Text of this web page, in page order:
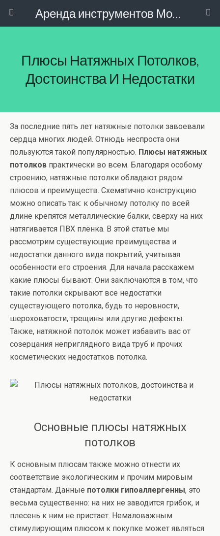
Аренда инструментов Москва
Плюсы Натяжных Потолков,
Достоинства И Недостатки
За последние пять лет натяжные потолки завоевали
сердца многих людей. Отнюдь неспроста они
пользуются такой популярностью. Плюсы натяжных
потолков практически во всем. Благодаря особому
строению, натяжные потолки обладают рядом
плюсов и преимуществ. Схематично конструкцию
можно описать так: к обычному потолку по всей
длине крепятся металлические балки, сверху на них
натягивается ПВХ плёнка. В этой статье мы
рассмотрим существующие преимущества и
недостатки данного вида покрытий, учитывая
особенности его строения. Для начала расскажем
какие плюсы бывают. Они заключаются в том, что
такие потолки скрывают все недостатки
существующего потолка, будь то неровности,
шероховатости, трещины или другие дефекты.
Также, натяжной потолок может избавить вас от
созерцания неприглядного вида труб и прочих
косметических недостатков потолка.
Основные плюсы натяжных
потолков
К основным плюсам также можно отнести их
соответствие экологическим и прочим мировым
стандартам. Данные потолки гипоаллергенны, это
весьма существенно: на них не заводится грибок, и
плесень к ним не пристает. Немаловажным
стимулирующим плюсом к покупке может являться